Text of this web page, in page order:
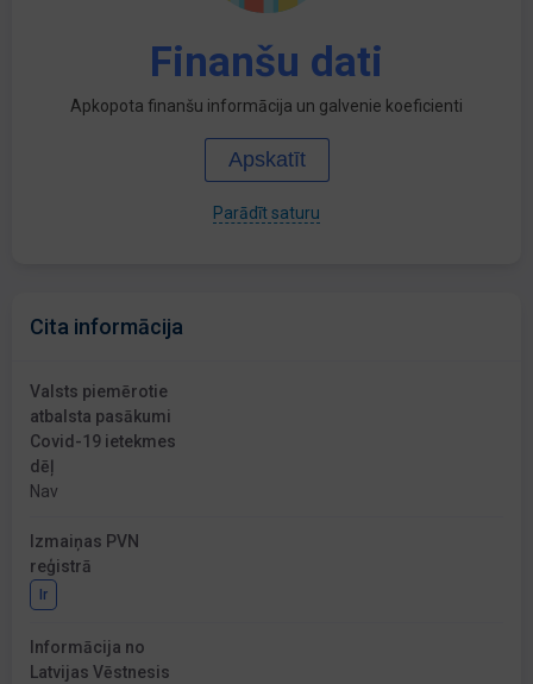
Finanšu dati
Apkopota finanšu informācija un galvenie koeficienti
Apskatīt
Parādīt saturu
Cita informācija
Valsts piemērotie
atbalsta pasākumi
Covid-19 ietekmes
dēļ
Nav
Izmaiņas PVN
reģistrā
Ir
Informācija no
Latvijas Vēstnesis